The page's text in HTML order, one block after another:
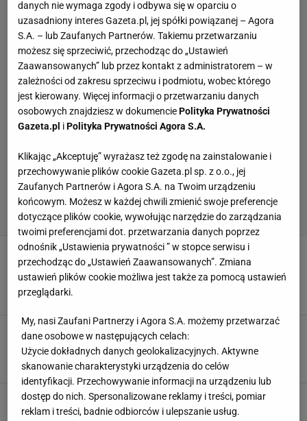
Gwiazda Belgii chwaliła Polskę, selekcjoner
mówił o "wspólnym cierpieniu", a dziennikarze
zazdrościli
Scysja w Borussii Dortmund. Bellingham znów
pokazał "charakterek"
Aleksander Bernard,2 MARCA 2022, 22:14
Axel Witsel rozbrajająco szczerze o rywalu: On
ma sześć płuc i 36 nóg
danych nie wymaga zgody i odbywa się w oparciu o
uzasadniony interes Gazeta.pl, jej spółki powiązanej – Agora
S.A. – lub Zaufanych Partnerów. Takiemu przetwarzaniu
możesz się sprzeciwić, przechodząc do „Ustawień
Zaawansowanych” lub przez kontakt z administratorem – w
zależności od zakresu sprzeciwu i podmiotu, wobec którego
jest kierowany. Więcej informacji o przetwarzaniu danych
osobowych znajdziesz w dokumenciePolityka Prywatności
Gazeta.pl iPolityka Prywatności Agora S.A.
Klikając „Akceptuję” wyrażasz też zgodę na zainstalowanie i
przechowywanie plików cookie Gazeta.pl sp. z o.o., jej
Zaufanych Partnerów i Agora S.A. na Twoim urządzeniu
końcowym. Możesz w każdej chwili zmienić swoje preferencje
dotyczące plików cookie, wywołując narzędzie do zarządzania
twoimi preferencjami dot. przetwarzania danych poprzez
odnośnik „Ustawienia prywatności ” w stopce serwisu i
przechodząc do „Ustawień Zaawansowanych”. Zmiana
ustawień plików cookie możliwa jest także za pomocą ustawień
przeglądarki.
My, nasi Zaufani Partnerzy i Agora S.A. możemy przetwarzać
dane osobowe w następujących celach:
Użycie dokładnych danych geolokalizacyjnych. Aktywne
skanowanie charakterystyki urządzenia do celów
identyfikacji. Przechowywanie informacji na urządzeniu lub
dostęp do nich. Spersonalizowane reklamy i treści, pomiar
reklam i treści, badnie odbiorców i ulepszanie usług.